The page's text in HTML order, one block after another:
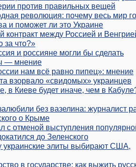
против правильных вещей
революция: почему весь мир
и поможет ли это Украине
контракт между Россией и
за что?»
и россияне могли бы сделать
— мнение
нам всё равно пипец»: мнение
взорвало «свидомых» украинцев
в Киеве будет иначе, чем в
без вазелина: журналист
о Крыме
с отменой выступления
до Зеленского
украинские элиты выбирают США,
в государстве: как выжить